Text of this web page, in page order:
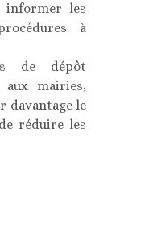
informer les
à
de dépôt
mairies,
davantage le
réduire les